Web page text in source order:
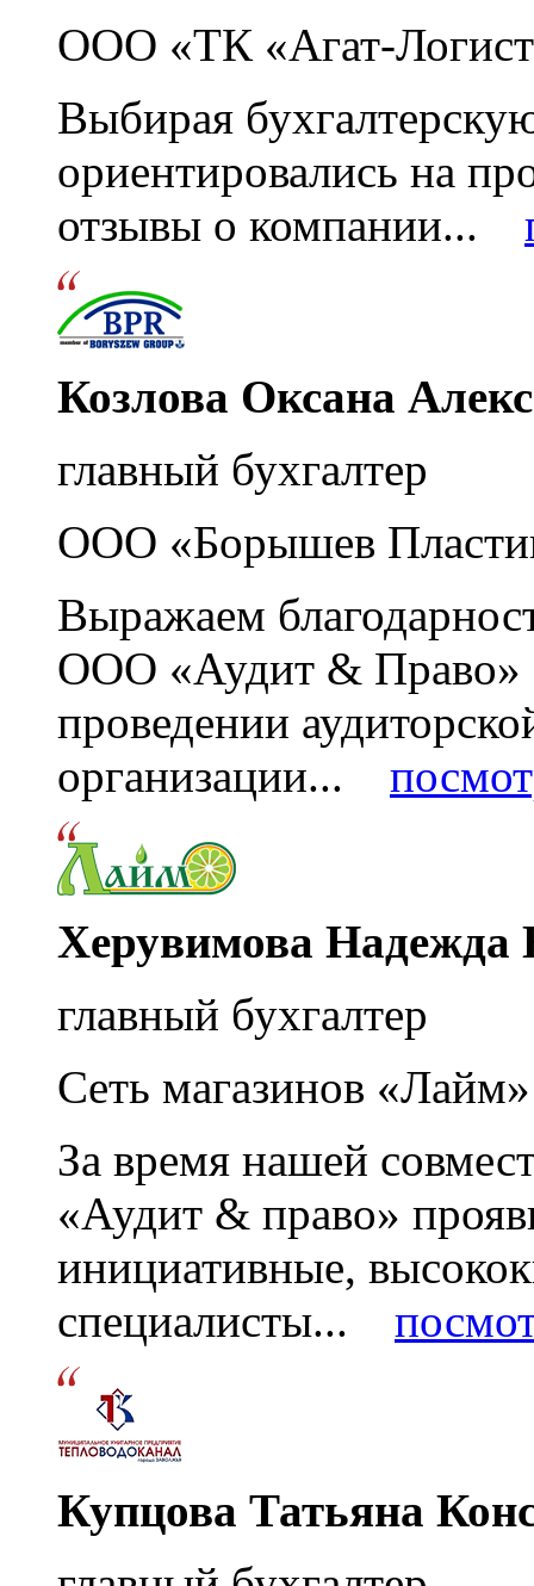
ООО «ТК «Агат-
Выбирая
ориентировались на
отзывы о компании...
Козлова Оксана
главный бухгалтер
ООО «Борышев
Выражаем
ООО «Аудит & Право»
проведении
организации...
Херувимова Надежда
главный бухгалтер
Сеть магазинов «Лайм»
За время нашей
«Аудит & право»
инициативные,
специалисты...
Купцова Татьяна